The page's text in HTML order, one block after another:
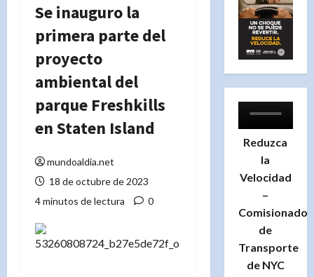
Se inauguro la
primera parte del
proyecto
ambiental del
parque Freshkills
en Staten Island
mundoaldia.net
18 de octubre de 2023
4 minutos de lectura
0
Reduzca
la
Velocidad
–
Comisionado
de
Transporte
de NYC